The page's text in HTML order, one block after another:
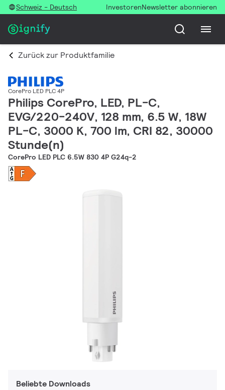
Schweiz - Deutsch InvestorenNewsletter abonnieren
Zurück zur Produktfamilie
CorePro LED PLC 4P
Philips CorePro, LED, PL-C,
EVG/220-240V, 128 mm, 6.5 W, 18W
PL-C, 3000 K, 700 lm, CRI 82, 30000
Stunde(n)
CorePro LED PLC 6.5W 830 4P G24q-2
Beliebte Downloads